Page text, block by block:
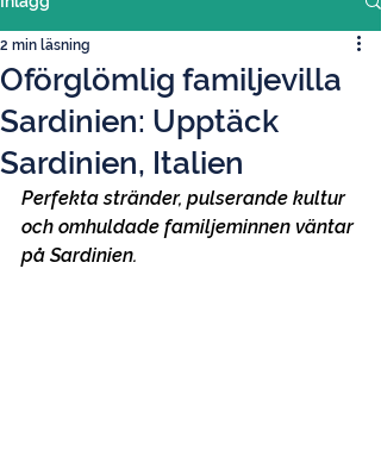
Oförglömlig familjevilla
Sardinien: Upptäck
Sardinien, Italien
2 min läsning
Perfekta stränder, pulserande kultur
och omhuldade familjeminnen väntar
på Sardinien.